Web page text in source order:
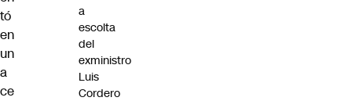
tó
en
un
a
ce
a
escolta
del
exministro
Luis
Cordero